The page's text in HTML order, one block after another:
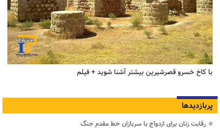
با کاخ خسرو قصرشیرین بیشتر آشنا شوید + فیلم
پربازدیدها
رقابت زنان برای ازدواج با سربازان خط مقدم جنگ